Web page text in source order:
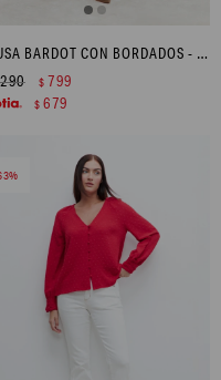
BLUSA BARDOT CON BORDADOS - BLANCO
$ 799
$ 679